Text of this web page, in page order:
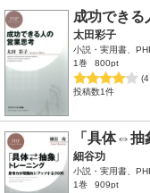
成功できる
太田彩子
小説・実用書、
1巻
800pt
投稿数1件
「具体⇔抽
細谷功
小説・実用書、
1巻
909pt